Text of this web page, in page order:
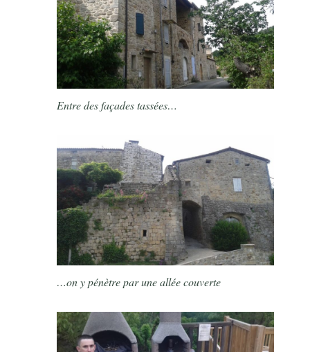
Entre des façades tassées…
…on y pénètre par une allée couverte